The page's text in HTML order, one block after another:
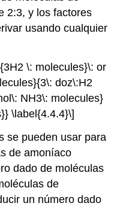
2:3, y los factores
usando cualquier
\: molecules}\: or
doz\:H2
NH3\: molecules}
\label{4.4.4}\]
se pueden usar para
de amoníaco
dado de moléculas
de
un número dado